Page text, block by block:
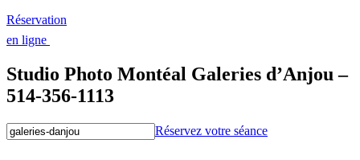
Réservation
en ligne
Studio Photo Montéal Galeries d’Anjou –
514-356-1113
Réservez votre séance